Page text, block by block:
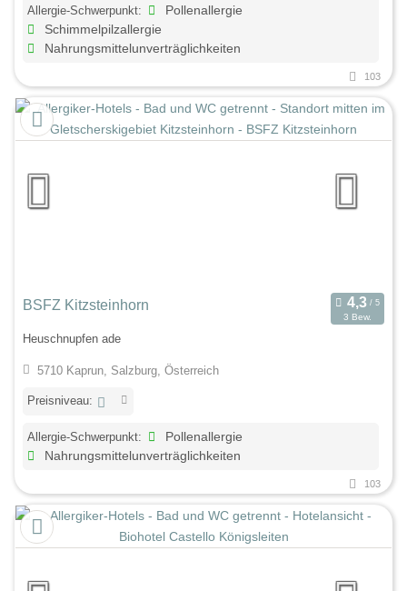
Allergie-Schwerpunkt:
Pollenallergie
Schimmelpilzallergie
Nahrungsmittelunverträglichkeiten
103
BSFZ Kitzsteinhorn
3 Bew.
Heuschnupfen ade
5710 Kaprun, Salzburg, Österreich
Preisniveau:
Allergie-Schwerpunkt:
Pollenallergie
Nahrungsmittelunverträglichkeiten
103